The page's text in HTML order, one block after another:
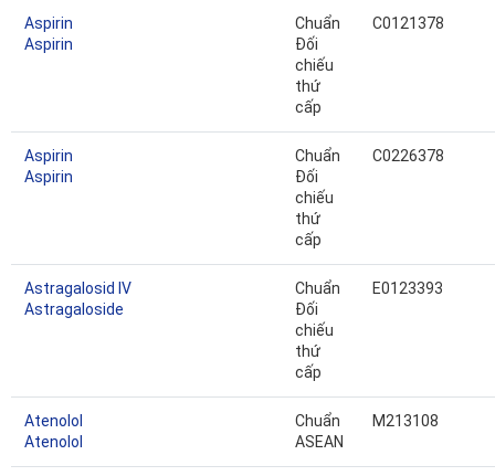
Aspirin
Aspirin
Chuẩn
Đối
chiếu
thứ
cấp
C0121378
Aspirin
Aspirin
Chuẩn
Đối
chiếu
thứ
cấp
C0226378
Astragalosid IV
Astragaloside
Chuẩn
Đối
chiếu
thứ
cấp
E0123393
Atenolol
Atenolol
Chuẩn
ASEAN
M213108